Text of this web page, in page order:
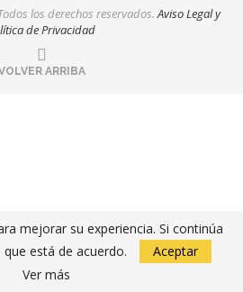
los derechos reservados.Aviso Legal y
de Privacidad
ARRIBA
mejorar su experiencia. Si continúa
está de acuerdo.
Aceptar
Ver más